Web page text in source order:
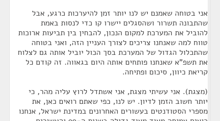
אני בטוחה שאמנם יש לנו יותר זמן להיערכות כרגע, אבל
שהתבונה תשרור ושהסגלים יישרו קו כדי לנסות באמת
להוביל את המערכת למקום הנכון, להבחין בין תביעות ארוכות
טווח למה שאנחנו צריכים לצורך העניין הזה, ואני בטוחה
שהתכלול הגדול של המערכת בסך הכול יוביל אותה גם לצלוח
את תשפ"א שאנחנו פותחים אותה היום בגאווה. זה קודם כל
קריאת כיוון, סיכום ופתיחה.
(מצגת). אני עשיתי מצגת, אני אשתדל לרוץ עליה מהר, כי
יותר חשוב הזמן לדיון. יש לנו, כפי שאתם רואים כאן, את
מספרי הסטודנטים בעשורים האחרונים במדינת ישראל, אנחנו